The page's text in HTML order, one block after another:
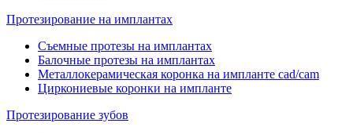
Протезирование на имплантах
Съемные протезы на имплантах
Балочные протезы на имплантах
Металлокерамическая коронка на импланте cad/cam
Циркониевые коронки на импланте
Протезирование зубов